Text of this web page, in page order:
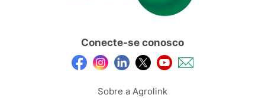
Conecte-se conosco
Sobre a Agrolink